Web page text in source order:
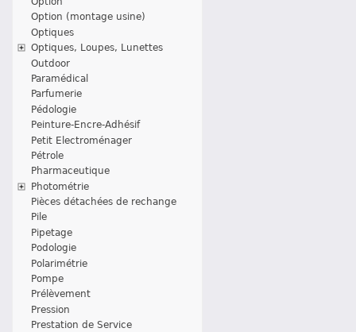
Option (montage usine)
Optiques
Optiques, Loupes, Lunettes
Outdoor
Paramédical
Parfumerie
Pédologie
Peinture-Encre-Adhésif
Petit Electroménager
Pétrole
Pharmaceutique
Photométrie
Pièces détachées de rechange
Pile
Pipetage
Podologie
Polarimétrie
Pompe
Prélèvement
Pression
Prestation de Service